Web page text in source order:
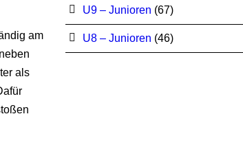
am
als
U9 – Junioren (67)
U8 – Junioren (46)